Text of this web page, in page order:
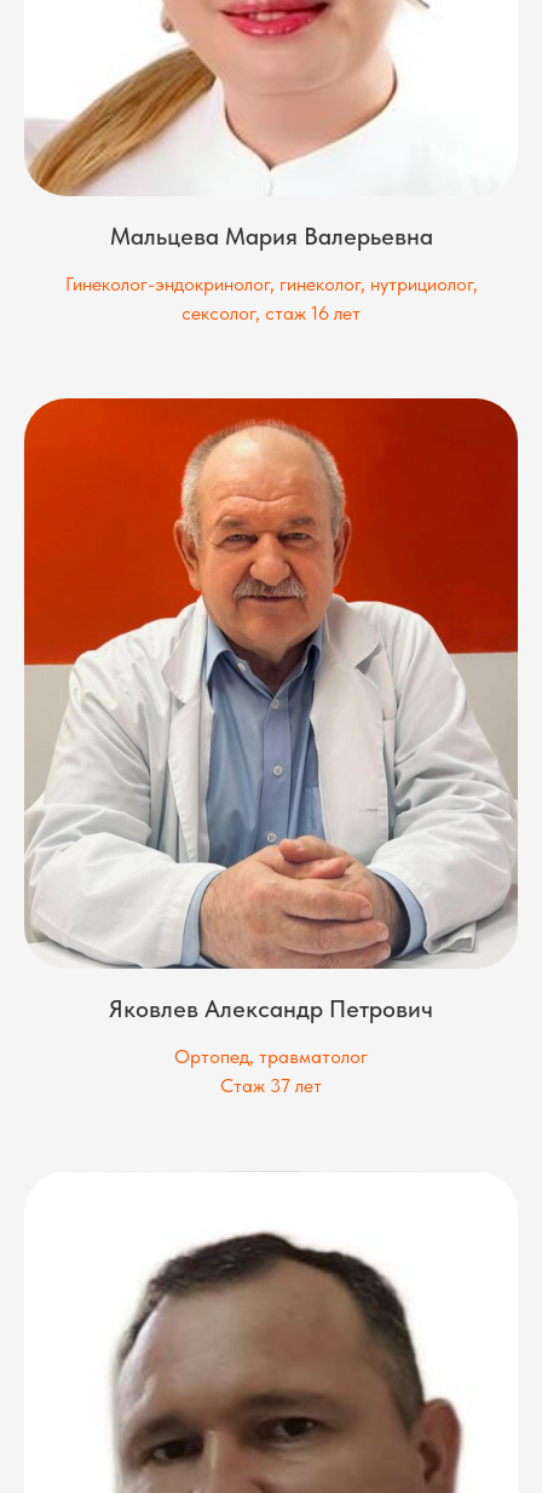
Мальцева Мария Валерьевна
Гинеколог-эндокринолог, гинеколог, нутрициолог,
сексолог, стаж 16 лет
Яковлев Александр Петрович
Ортопед, травматолог
Стаж 37 лет